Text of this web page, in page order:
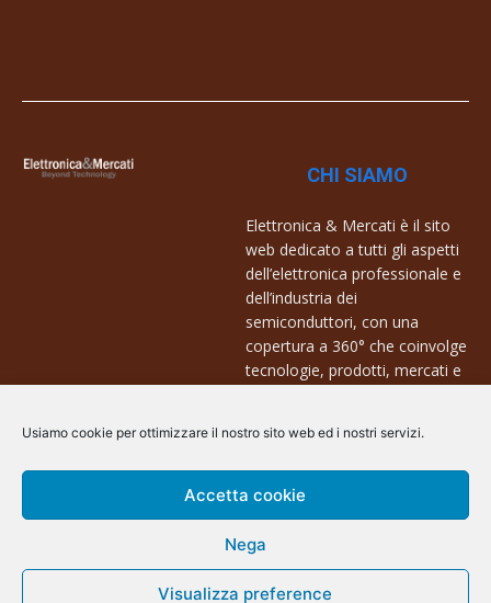
Usiamo cookie per ottimizzare il nostro sito web ed i nostri servizi.
Accetta cookie
Nega
Visualizza preference
CHI SIAMO
Elettronica & Mercati è il sito
web dedicato a tutti gli aspetti
dell’elettronica professionale e
dell’industria dei
semiconduttori, con una
copertura a 360° che coinvolge
tecnologie, prodotti, mercati e
Contatti:
info@arscommunication.it
@ArsCommunication 2023